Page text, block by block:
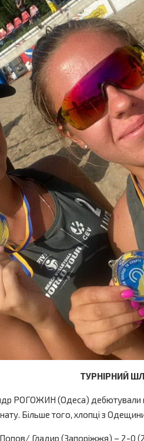
ТУРНІРНИЙ
РОГОЖИН (Одеса) дебютували
Більше того, хлопці з
Гладир (Запоріжжя) – 2-